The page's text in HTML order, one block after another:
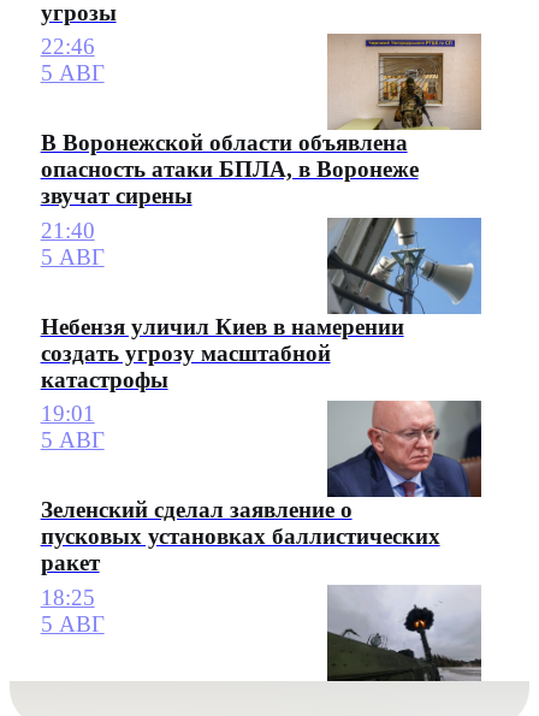
угрозы
22:46
5 АВГ
В Воронежской области объявлена
опасность атаки БПЛА, в Воронеже
звучат сирены
21:40
5 АВГ
Небензя уличил Киев в намерении
создать угрозу масштабной
катастрофы
19:01
5 АВГ
Зеленский сделал заявление о
пусковых установках баллистических
ракет
18:25
5 АВГ